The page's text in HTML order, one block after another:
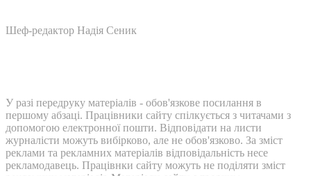
Шеф-редактор Надія Сеник
У разі передруку матеріалів - обов'язкове посилання в
першому абзаці. Працівники сайту спілкується з читачами з
допомогою електронної пошти. Відповідати на листи
журналісти можуть вибірково, але не обов'язково. За зміст
реклами та рекламних матеріалів відповідальність несе
рекламодавець. Працівнки сайту можуть не поділяти зміст